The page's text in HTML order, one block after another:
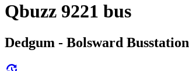
Qbuzz 9221 bus
Dedgum - Bolsward Busstation